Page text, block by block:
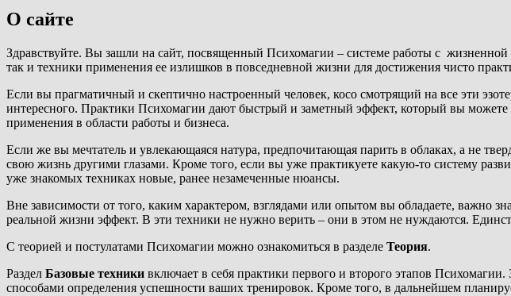
О сайте
Здравствуйте. Вы зашли на сайт, посвященный Психомагии – системе работы с
так и техники применения ее излишков в повседневной жизни для достижения чисто
Если вы прагматичный и скептично настроенный человек, косо смотрящий на все эти
интересного. Практики Психомагии дают быстрый и заметный эффект, который вы можете
применения в области работы и бизнеса.
Если же вы мечтатель и увлекающаяся натура, предпочитающая парить в облаках, а не
свою жизнь другими глазами. Кроме того, если вы уже практикуете какую-то систему
уже знакомых техниках новые, ранее незамеченные нюансы.
Вне зависимости от того, каким характером, взглядами или опытом вы обладаете, важно
реальной жизни эффект. В эти техники не нужно верить – они в этом не нуждаются.
С теорией и постулатами Психомагии можно ознакомиться в разделе Теория.
Раздел Базовые техники включает в себя практики первого и второго этапов
способами определения успешности ваших тренировок. Кроме того, в дальнейшем